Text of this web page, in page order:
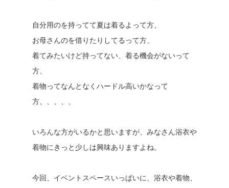
自分用のを持ってて夏は着るよって方、
お母さんのを借りたりしてるって方、
着てみたいけど持ってない、着る機会がないって
方、
着物ってなんとなくハードル高いかなって
方、、、、、
いろんな方がいるかと思いますが、みなさん浴衣や
着物にきっと少しは興味ありますよね。
今回、イベントスペースいっぱいに、浴衣や着物、